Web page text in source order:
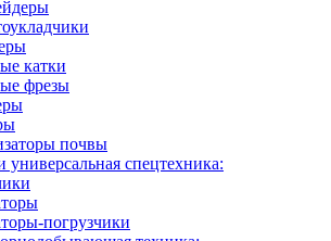
катки
фрезы
почвы
универсальная спецтехника:
погрузчики